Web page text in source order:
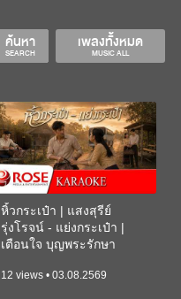
เพลงทั้งหมด
MUSIC ALL
ค้นหา
SEARCH
หิ้วกระเป๋า | แสงสุรีย์
รุ่งโรจน์ - แย่งกระเป๋า |
เตือนใจ บุญพระรักษา
12 views • 03.08.2569